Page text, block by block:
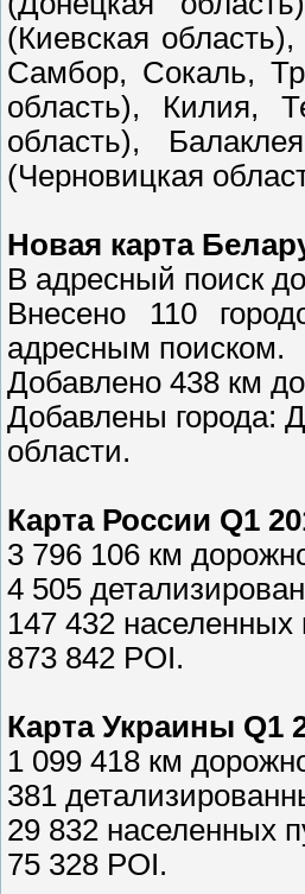
(Киевская
Самбор, Сокаль,
область), Килия,
область),
(Черновицкая
Новая карта
В адресный поиск
Внесено 110
адресным поиском.
Добавлено 438 км
Добавлены города:
области.
Карта России Q1
3 796 106 км
4 505
147 432 населенных
873 842 POI.
Карта Украины Q1
1 099 418 км
381
29 832 населенных
75 328 POI.